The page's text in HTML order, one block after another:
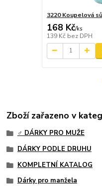
3220 Koupelová
168 Kč/ks
139 Kč bez DPH
Zboží zařazeno v
♂️ DÁRKY PRO MUŽE
DÁRKY PODLE DRUHU
KOMPLETNÍ KATALOG
Dárky pro manžela